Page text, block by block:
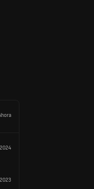
2024
2023